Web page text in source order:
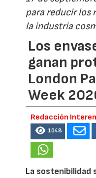
para reducir los
la industria
Los
ganan
London
Week
Redacción
1048
La sostenibilidad